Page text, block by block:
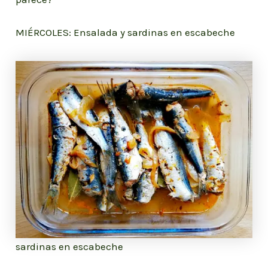
MIÉRCOLES: Ensalada y sardinas en escabeche
sardinas en escabeche